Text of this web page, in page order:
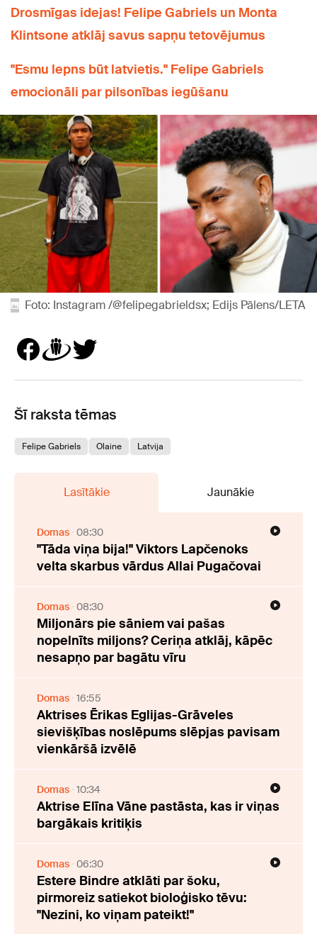
Drosmīgas idejas! Felipe Gabriels un Monta
Klintsone atklāj savus sapņu tetovējumus
"Esmu lepns būt latvietis." Felipe Gabriels
emocionāli par pilsonības iegūšanu
Foto: Instagram /@felipegabrieldsx; Edijs Pālens/LETA
Šī raksta tēmas
Felipe Gabriels Olaine Latvija
Lasītākie Jaunākie
Domas 08:30
"Tāda viņa bija!" Viktors Lapčenoks
velta skarbus vārdus Allai Pugačovai
Domas 08:30
Miljonārs pie sāniem vai pašas
nopelnīts miljons? Ceriņa atklāj, kāpēc
nesapņo par bagātu vīru
Domas 16:55
Aktrises Ērikas Eglijas-Grāveles
sievišķības noslēpums slēpjas pavisam
vienkāršā izvēlē
Domas 10:34
Aktrise Elīna Vāne pastāsta, kas ir viņas
bargākais kritiķis
Domas 06:30
Estere Bindre atklāti par šoku,
pirmoreiz satiekot bioloģisko tēvu:
"Nezini, ko viņam pateikt!"